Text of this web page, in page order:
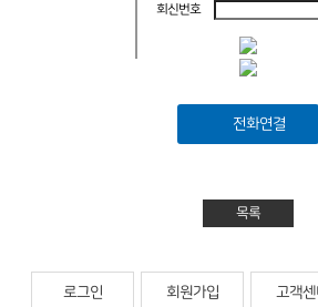
회신번호
전화연결
목록
로그인 회원가입 고객센